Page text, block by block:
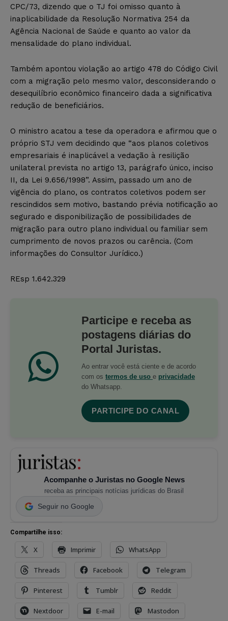
CPC/73, dizendo que o TJ foi omisso quanto à
inaplicabilidade da Resolução Normativa 254 da
Agência Nacional de Saúde e quanto ao valor da
mensalidade do plano individual.
Também apontou violação ao artigo 478 do Código Civil
com a migração pelo mesmo valor, desconsiderando o
desequilíbrio econômico financeiro dada a significativa
redução de beneficiários.
O ministro acatou a tese da operadora e afirmou que o
próprio STJ vem decidindo que “aos planos coletivos
empresariais é inaplicável a vedação à resilição
unilateral prevista no artigo 13, parágrafo único, inciso
II, da Lei 9.656/1998”. Assim, passado um ano de
vigência do plano, os contratos coletivos podem ser
rescindidos sem motivo, bastando prévia notificação ao
segurado e disponibilização de possibilidades de
migração para outro plano individual ou familiar sem
cumprimento de novos prazos ou carência. (Com
informações do Consultor Jurídico.)
REsp 1.642.329
Participe e receba as
postagens diárias do
Portal Juristas.
Ao entrar você está ciente e de acordo
com os termos de uso e privacidade
do Whatsapp.
PARTICIPE DO CANAL
Acompanhe o Juristas no Google News
receba as principais notícias jurídicas do Brasil
Seguir no Google
Compartilhe isso:
X Imprimir WhatsApp
Threads Facebook Telegram
Pinterest Tumblr Reddit
Nextdoor E-mail Mastodon